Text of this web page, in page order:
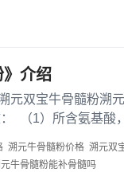
介绍
元双宝牛骨髓粉溯
（1）所含氨基酸
溯元牛骨髓粉价格 溯元双
牛骨髓粉能补骨髓吗